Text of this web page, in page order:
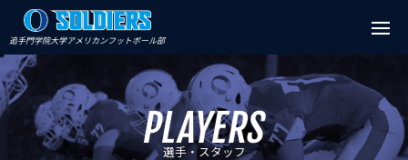
追手門学院大学アメリカンフットボール部
PLAYERS
選手・スタッフ